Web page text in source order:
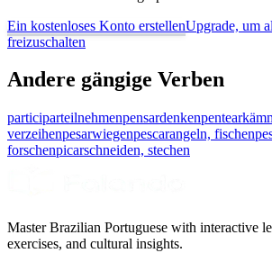
Ein kostenloses Konto erstellenUpgrade, um
freizuschalten
Andere gängige Verben
participarteilnehmenpensardenkenpentear
verzeihenpesarwiegenpescarangeln, fischen
forschenpicarschneiden, stechen
Master Brazilian Portuguese with interactive
exercises, and cultural insights.